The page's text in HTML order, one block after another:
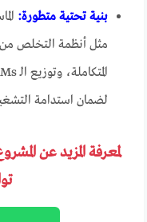
بنية تحتية متطورة:
مثل أنظمة التخلص من
لضمان استدامة
لمعرفة المزيد عن